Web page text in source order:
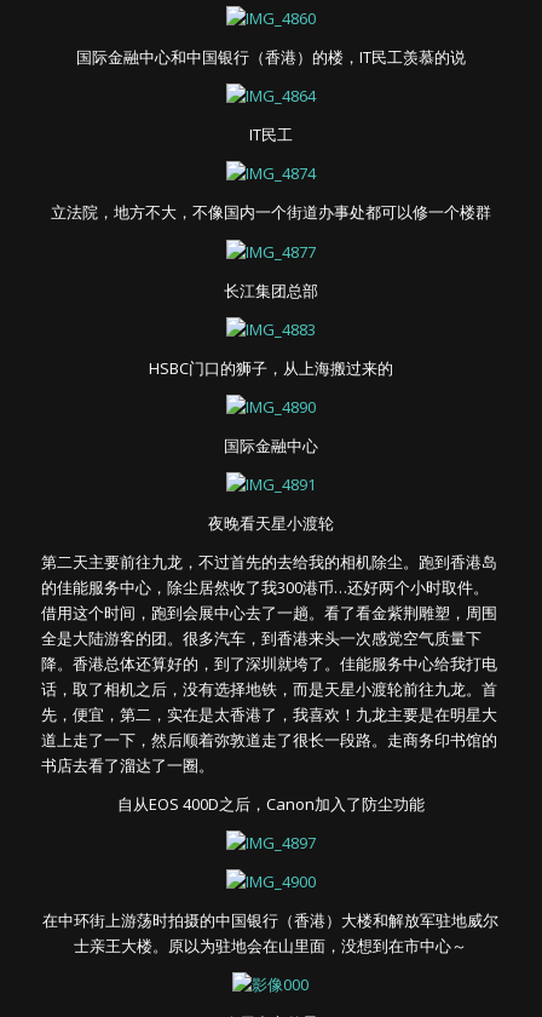
国际金融中心和中国银行（香港）的楼，IT民工羡慕的说
IT民工
立法院，地方不大，不像国内一个街道办事处都可以修一个楼群
长江集团总部
HSBC门口的狮子，从上海搬过来的
国际金融中心
夜晚看天星小渡轮
第二天主要前往九龙，不过首先的去给我的相机除尘。跑到香港岛
的佳能服务中心，除尘居然收了我300港币…还好两个小时取件。
借用这个时间，跑到会展中心去了一趟。看了看金紫荆雕塑，周围
全是大陆游客的团。很多汽车，到香港来头一次感觉空气质量下
降。香港总体还算好的，到了深圳就垮了。佳能服务中心给我打电
话，取了相机之后，没有选择地铁，而是天星小渡轮前往九龙。首
先，便宜，第二，实在是太香港了，我喜欢！九龙主要是在明星大
道上走了一下，然后顺着弥敦道走了很长一段路。走商务印书馆的
书店去看了溜达了一圈。
自从EOS 400D之后，Canon加入了防尘功能
在中环街上游荡时拍摄的中国银行（香港）大楼和解放军驻地威尔
士亲王大楼。原以为驻地会在山里面，没想到在市中心～